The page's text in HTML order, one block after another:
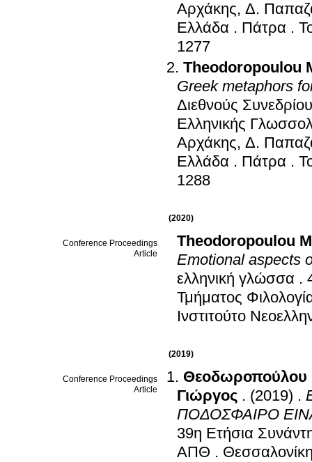
Αρχάκης, Δ.
Ελλάδα . Πάτρα .
1277
Theodoropoulou
Greek metaphors
Διεθνούς
Ελληνικής
Αρχάκης, Δ.
Ελλάδα . Πάτρα .
1288
(2020)
Conference Proceedings
Article
Theodoropoulou
Emotional aspects
ελληνική γλώσσα .
Τμήματος
Ινστιτούτο
(2019)
Conference Proceedings
Article
Θεοδωροπούλου
Γιώργος . (2019) .
ΠΟΔΟΣΦΑΙΡΟ
39η Ετήσια
ΑΠΘ .